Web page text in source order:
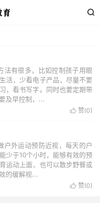

法有很多，比如控制孩子用眼
活，少看电子产品，尽量不要
，看书写字。同时也要定期带
及早控制，...
 赞(0)
户外运动预防近视，每天的户
少于10个小时，能够有效的预
运动上面，也可以散步野餐或
的缓解视...
 赞(0)